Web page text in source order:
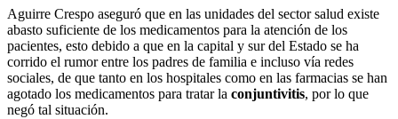
Aguirre Crespo aseguró que en las unidades del sector salud existe
abasto suficiente de los medicamentos para la atención de los
pacientes, esto debido a que en la capital y sur del Estado se ha
corrido el rumor entre los padres de familia e incluso vía redes
sociales, de que tanto en los hospitales como en las farmacias se han
agotado los medicamentos para tratar la conjuntivitis, por lo que
negó tal situación.